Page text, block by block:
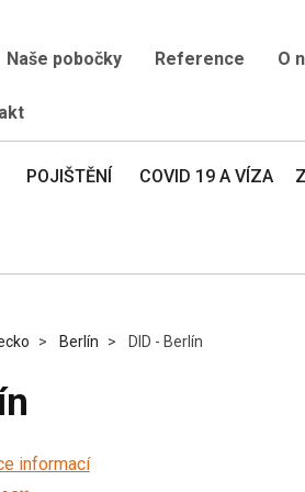
Naše pobočky Reference O
POJIŠTĚNÍ COVID 19 A VÍZA
Berlín DID - Berlín
informací